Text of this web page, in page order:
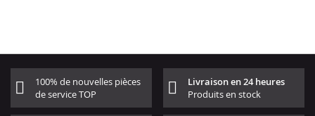
100% de nouvelles pièces
de service TOP
Livraison en 24 heures
Produits en stock